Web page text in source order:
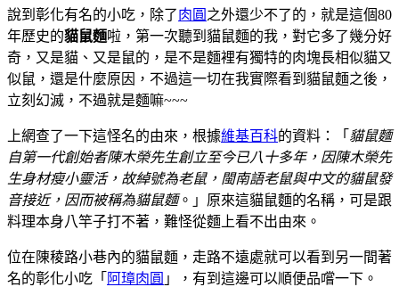
說到彰化有名的小吃，除了肉圓 之外還少不了的，就是這個80
年歷史的貓鼠麵啦，第一次聽到貓鼠麵的我，對它多了幾分好
奇，又是貓、又是鼠的，是不是麵裡有獨特的肉塊長相似貓又
似鼠，還是什麼原因，不過這一切在我實際看到貓鼠麵之後，
立刻幻滅，不過就是麵嘛~~~
上網查了一下這怪名的由來，根據維基百科的資料：「 貓鼠麵
自第一代創始者陳木榮先生創立至今已八十多年，因陳木榮先
生身材瘦小靈活，故綽號為老鼠，閩南語老鼠與中文的貓鼠發
音接近，因而被稱為貓鼠麵。」原來這貓鼠麵的名稱，可是跟
料理本身八竿子打不著，難怪從麵上看不出由來。
位在陳稜路小巷內的貓鼠麵，走路不遠處就可以看到另一間著
名的彰化小吃「 阿璋肉圓 」，有到這邊可以順便品嚐一下。